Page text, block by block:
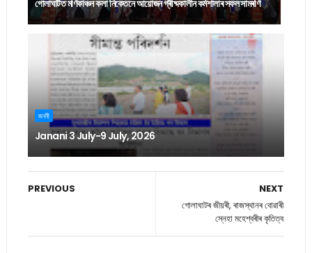
গোলাঘাটত মণিকাঞ্চন কলা নিকেতনে আয়োজন গ্ৰীষ্মকালীন কৰ্মশালাৰ সফল সামৰণি
জননী
Janani 3 July-9 July, 2026
NEXT
গোলাঘাটৰ জীয়ৰী, ৰাজস্থানৰ বোৱাৰী
স্নেহা মহেশ্বৰীৰ কৃতিত্ব
PREVIOUS